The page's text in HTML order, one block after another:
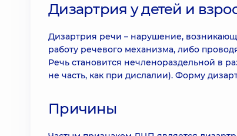
Дизартрия у детей и
Дизартрия речи – нарушение,
работу речевого механизма, либо
Речь становится нечленораздельной в
не часть, как при дислалии). Форму
Причины